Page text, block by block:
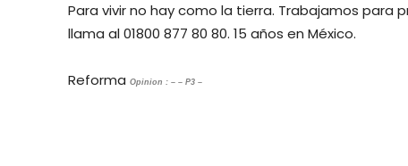
Para vivir no hay como la tierra. Trabajamos para
llama al 01800 877 80 80. 15 años en México.
Reforma Opinion : – – P3 –